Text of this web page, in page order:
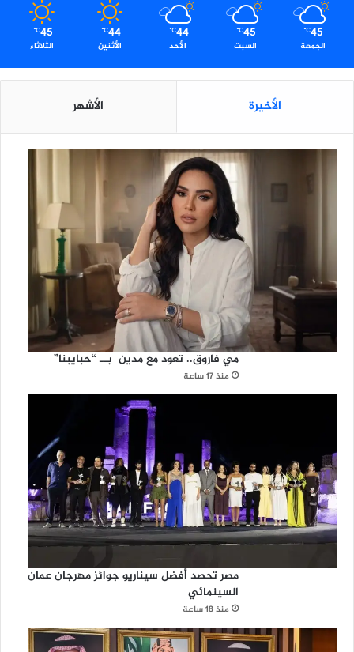
45
℃
الجمعة
45
℃
السبت
44
℃
الأحد
44
℃
الأثنين
45
℃
الثلاثاء
الأخيرة الأشهر
مي فاروق.. تعود مع مدين بــ “حبايبنا”
منذ 17 ساعة
مصر تحصد أفضل سيناريو جوائز مهرجان عمان
السينمائي
منذ 18 ساعة